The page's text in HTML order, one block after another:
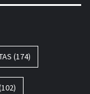
(174)